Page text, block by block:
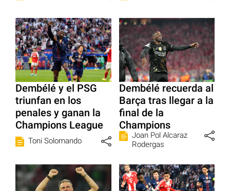
Dembélé y el PSG
triunfan en los
penales y ganan la
Champions League
Toni Solomando
Dembélé recuerda al
Barça tras llegar a la
final de la
Champions
Joan Pol Alcaraz
Rodergas